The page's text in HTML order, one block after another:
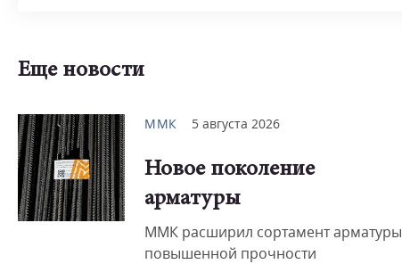
Еще новости
ММК 5 августа 2026
Новое поколение
арматуры
ММК расширил сортамент арматуры
повышенной прочности